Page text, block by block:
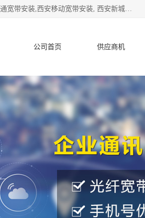
公司主要经营西安电信宽带安装,西安光纤专线安装,西安宽带安装,西安宽带办理,西安联通宽带安装,西安移动宽带安装, 西安新城赛派通讯商行从事西安地区的联通，移动，电信宽带安装，光纤专线安装，宽带办理等业务
公司首页 供应商机
产品知识 客户案例